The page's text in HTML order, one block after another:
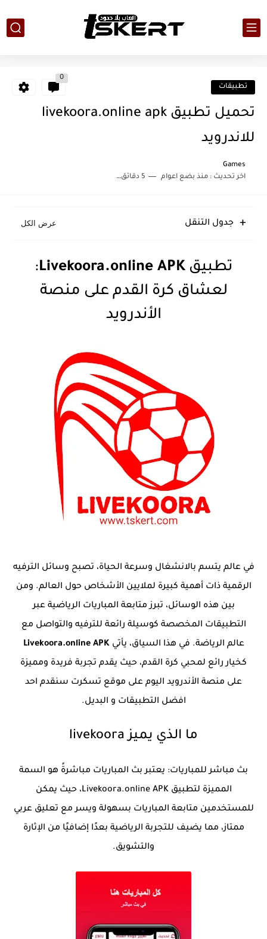
تطبيقات
0
تحميل تطبيق livekoora.online apk
للاندرويد
Games
اخر تحديث :منذ بضع اعوام 5 دقائق للقراءة
جدول التنقل
تطبيقLivekoora.online APK
:
لعشاق كرة القدم على منصة
الأندرويد
في عالم يتسم بالانشغال وسرعة الحياة، تصبح وسائل الترفيه
الرقمية ذات أهمية كبيرة لملايين الأشخاص حول العالم. ومن
بين هذه الوسائل، تبرز متابعة المباريات الرياضية عبر
التطبيقات المخصصة كوسيلة رائعة للترفيه والتواصل مع
عالم الرياضة. في هذا السياق، يأتيLivekoora.online APK
كخيار رائع لمحبي كرة القدم، حيث يقدم تجربة فريدة ومميزة
على منصة الأندرويد اليوم على موقع تسكرت سنقدم احد
افضل التطبيقات و البديل.
ما الذي يميز livekoora
بث مباشر للمباريات: يعتبر بث المباريات مباشرةً هو السمة
المميزة لتطبيق Livekoora.online APK، حيث يمكن
للمستخدمين متابعة المباريات بسهولة ويسر مع تعليق عربي
ممتاز، مما يضيف للتجربة الرياضية بعدًا إضافيًا من الإثارة
والتشويق.